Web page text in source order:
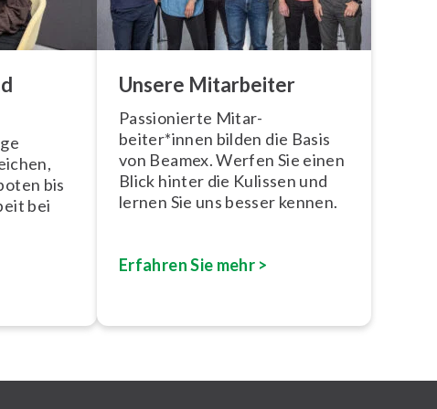
bis
bei
Unsere Mitarbeiter
Pas­sio­nier­te Mitar-
beiter*innen bilden die Basis
von Beamex. Werfen Sie einen
Blick hinter die Kulissen und
lernen Sie uns besser kennen.
Erfahren Sie mehr >